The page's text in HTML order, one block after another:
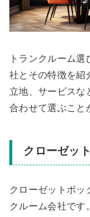
トランクルーム
社とその特徴を紹
立地、サービスな
合わせて選ぶこと
クローゼッ
クローゼットボッ
クルーム会社です